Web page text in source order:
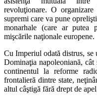
revoluţionare. O
supremi care va pune
monarhale (care ar putea
mişcările naţionale europene.
Cu Imperiul odată distrus, se
Dominaţia napoleoniană,
continentul la reforme
frontalieră dintre state,
altul câştigă fără drept de